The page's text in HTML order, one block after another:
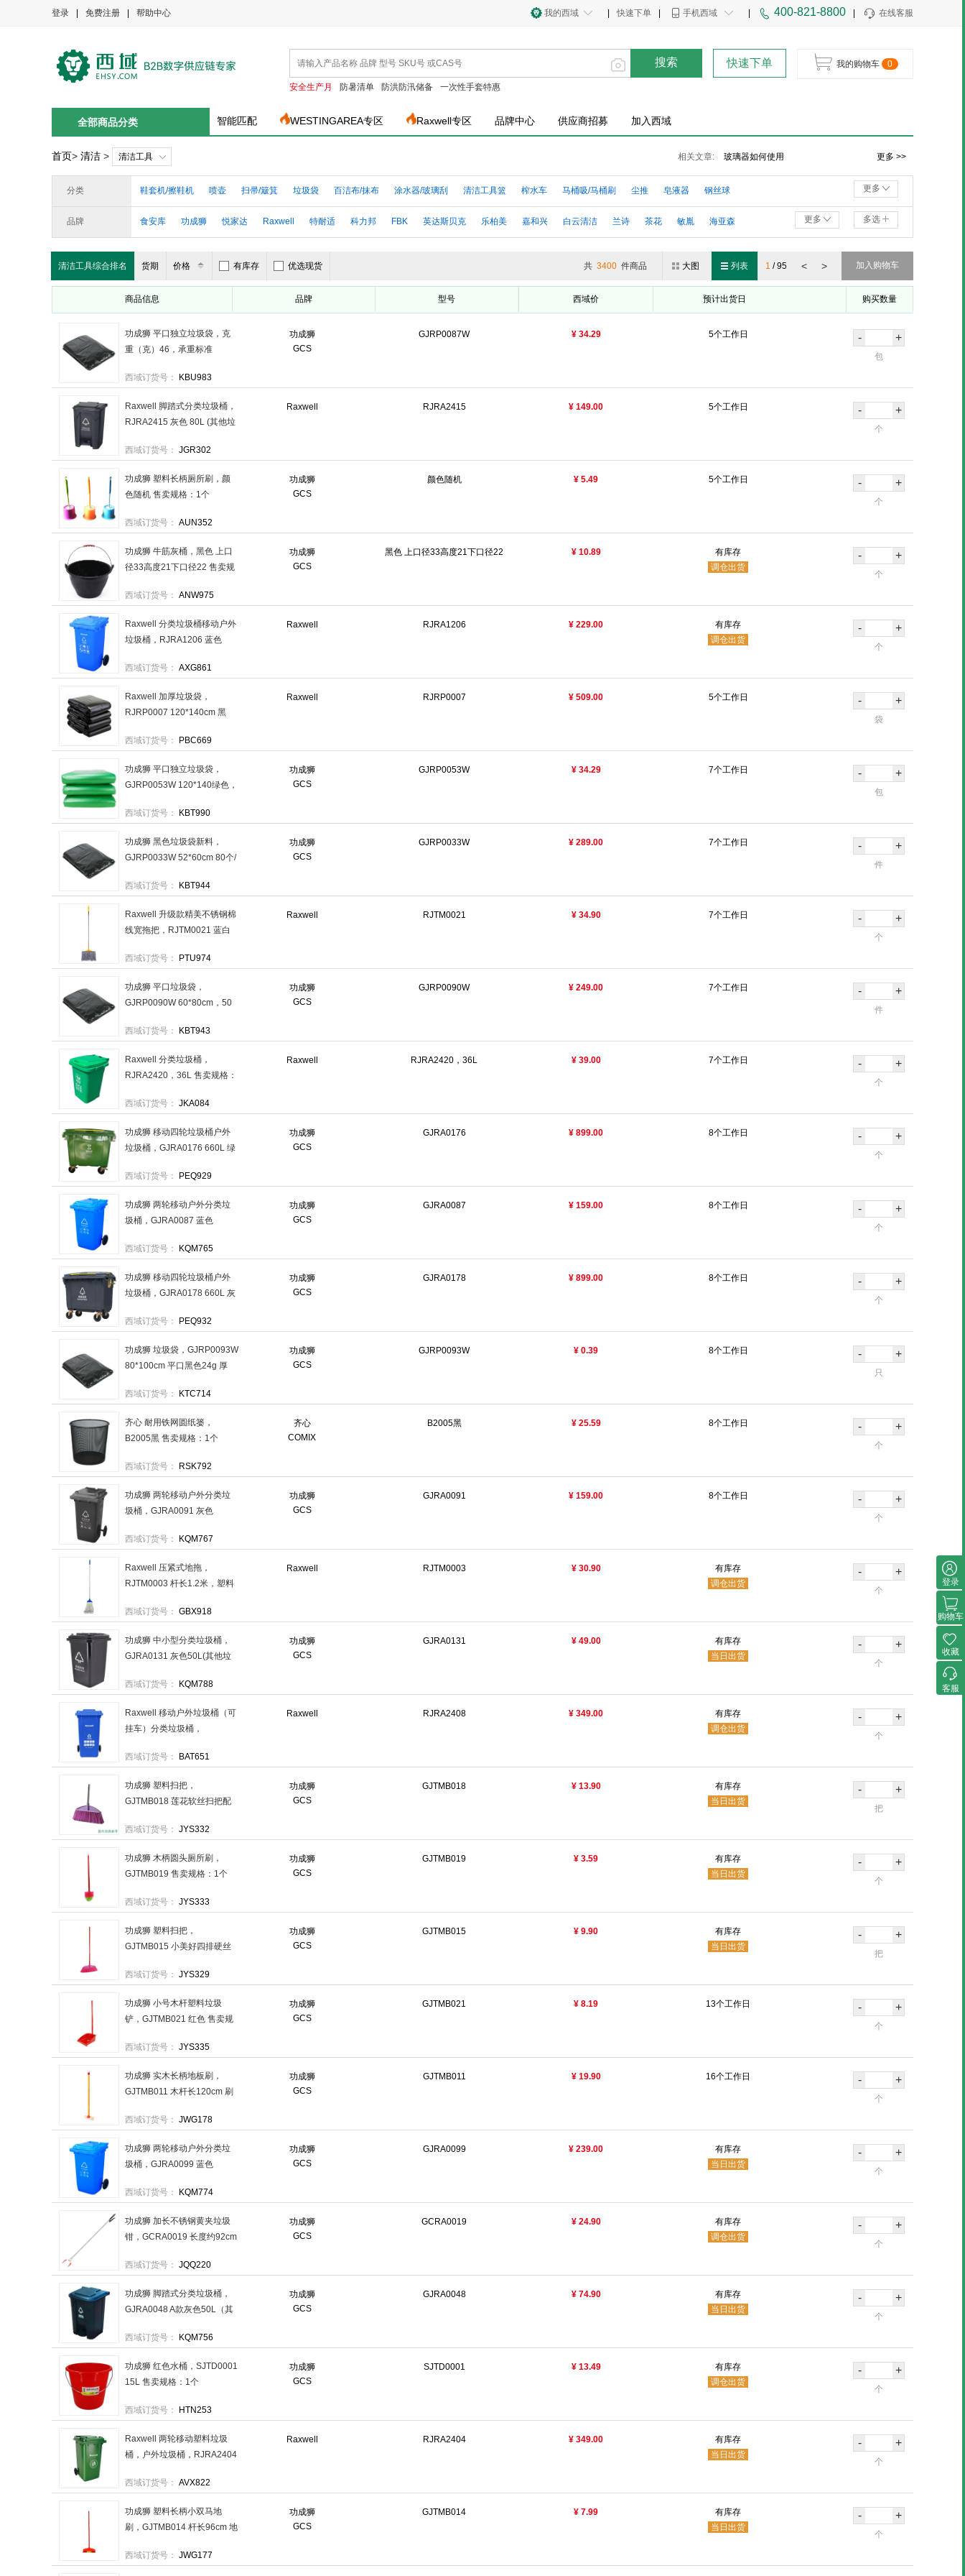
登录 免费注册 帮助中心 在线客服
400-821-8800
手机西域
快速下单
我的西域
搜索
安全生产月 防暑清单 防洪防汛储备 一次性手套特惠
快速下单 我的购物车 0
全部商品分类 智能匹配 WESTINGAREA专区 Raxwell专区 品牌中心 供应商招募 加入西域
首页> 清洁 > 清洁工具 相关文章: 更多 >>
分类 鞋套机/擦鞋机 喷壶 扫帚/簸箕 垃圾袋 百洁布/抹布 涂水器/玻璃刮 清洁工具篮 榨水车 马桶吸/马桶刷 尘推 皂液器 钢丝球
玻璃刮刀 垃圾桶 清洁工具架 水盆 地板刮 拖把 擦窗器 刷子 垃圾钳 清洁工具柜 水桶 布草车 澡巾/浴花 地板刮刀
更多
品牌 食安库 功成狮 悦家达 Raxwell 特耐适 科力邦 FBK 英达斯贝克 乐柏美 嘉和兴 白云清洁 兰诗 茶花 敏胤 海亚森
得力 南方
汇义塑业 卫洋 索玛 健安
舒蔻 成钡 艾克 亿力 福美佳 百盈塑料 迪奥 舒洁 莫顿 洁德美
多选
更多
清洁工具综合排名 货期 价格 有库存 优选现货 加入购物车
< >
1 / 95
大图 列表
共 3400 件商品
商品信息 品牌 型号 西域价 预计出货日 购买数量
功成狮
GCS
GJRP0087W ¥ 34.29 5个工作日
功成狮 平口独立垃圾袋，克
重（克）46，承重标准
120*140cm，黑色，丝重3丝
西域订货号： KBU983
- +
包
Raxwell RJRA2415 ¥ 149.00 5个工作日
Raxwell 脚踏式分类垃圾桶，
RJRA2415 灰色 80L (其他垃
西域订货号： JGR302
- +
个
功成狮
GCS
颜色随机 ¥ 5.49 5个工作日
功成狮 塑料长柄厕所刷，颜
色随机 售卖规格：1个
西域订货号： AUN352
- +
个
功成狮
GCS
黑色 上口径33高度21下口径22 ¥ 10.89
有库存
调仓出货
功成狮 牛筋灰桶，黑色 上口
径33高度21下口径22 售卖规
西域订货号： ANW975
- +
个
Raxwell RJRA1206 ¥ 229.00
有库存
调仓出货
Raxwell 分类垃圾桶移动户外
垃圾桶，RJRA1206 蓝色
格：1个
西域订货号： AXG861
- +
个
Raxwell RJRP0007 ¥ 509.00 5个工作日
Raxwell 加厚垃圾袋，
RJRP0007 120*140cm 黑
售卖规格：15包/袋
西域订货号： PBC669
- +
袋
功成狮
GCS
GJRP0053W ¥ 34.29 7个工作日
功成狮 平口独立垃圾袋，
GJRP0053W 120*140绿色，
规格：1包
西域订货号： KBT990
- +
包
功成狮
GCS
GJRP0033W ¥ 289.00 7个工作日
功成狮 黑色垃圾袋新料，
GJRP0033W 52*60cm 80个/
西域订货号：
KBT944
- +
件
Raxwell RJTM0021 ¥ 34.90 7个工作日
Raxwell 升级款精美不锈钢棉
线宽拖把，RJTM0021 蓝白
卖规格：1个
西域订货号： PTU974
- +
个
功成狮
GCS
GJRP0090W ¥ 249.00 7个工作日
功成狮 平口垃圾袋，
GJRP0090W 60*80cm，50
件
西域订货号： KBT943
- +
件
Raxwell RJRA2420，36L ¥ 39.00 7个工作日
Raxwell 分类垃圾桶，
RJRA2420，36L 售卖规格：
西域订货号： JKA084
- +
个
功成狮
GCS
GJRA0176 ¥ 899.00 8个工作日
功成狮 移动四轮垃圾桶户外
垃圾桶，GJRA0176 660L 绿
西域订货号：
PEQ929
- +
个
功成狮
GCS
GJRA0087 ¥ 159.00 8个工作日
功成狮 两轮移动户外分类垃
圾桶，GJRA0087 蓝色
规格：1个
西域订货号： KQM765
- +
个
功成狮
GCS
GJRA0178 ¥ 899.00 8个工作日
功成狮 移动四轮垃圾桶户外
垃圾桶，GJRA0178 660L 灰
西域订货号：
PEQ932
- +
个
功成狮
GCS
GJRP0093W ¥ 0.39 8个工作日
功成狮 垃圾袋，GJRP0093W
80*100cm 平口黑色24g 厚
西域订货号：
KTC714
- +
只
齐心
COMIX
B2005黑 ¥ 25.59 8个工作日
齐心 耐用铁网圆纸篓，
B2005黑 售卖规格：1个
西域订货号： RSK792
- +
个
功成狮
GCS
GJRA0091 ¥ 159.00 8个工作日
功成狮 两轮移动户外分类垃
圾桶，GJRA0091 灰色
规格：1个
西域订货号： KQM767
- +
个
Raxwell RJTM0003 ¥ 30.90
有库存
调仓出货
Raxwell 压紧式地拖，
RJTM0003 杆长1.2米，塑料
个
西域订货号： GBX918
- +
个
功成狮
GCS
GJRA0131 ¥ 49.00
有库存
当日出货
功成狮 中小型分类垃圾桶，
GJRA0131 灰色50L(其他垃
西域订货号：
KQM788
- +
个
Raxwell RJRA2408 ¥ 349.00
有库存
调仓出货
Raxwell 移动户外垃圾桶（可
挂车）分类垃圾桶，
收物）732*590*1010mm 售
西域订货号： BAT651
- +
个
功成狮
GCS
GJTMB018 ¥ 13.90
有库存
当日出货
功成狮 塑料扫把，
GJTMB018 莲花软丝扫把配
西域订货号： JYS332
- +
把
功成狮
GCS
GJTMB019 ¥ 3.59
有库存
当日出货
功成狮 木柄圆头厕所刷，
GJTMB019 售卖规格：1个
西域订货号： JYS333
- +
个
功成狮
GCS
GJTMB015 ¥ 9.90
有库存
当日出货
功成狮 塑料扫把，
GJTMB015 小美好四排硬丝
把
西域订货号： JYS329
- +
把
功成狮
GCS
GJTMB021 ¥ 8.19 13个工作日
功成狮 小号木杆塑料垃圾
铲，GJTMB021 红色 售卖规
西域订货号： JYS335
- +
个
功成狮
GCS
GJTMB011 ¥ 19.90 16个工作日
功成狮 实木长柄地板刷，
GJTMB011 木杆长120cm 刷
售卖规格：1个
西域订货号： JWG178
- +
个
功成狮
GCS
GJRA0099 ¥ 239.00
有库存
当日出货
功成狮 两轮移动户外分类垃
圾桶，GJRA0099 蓝色
规格：1个
西域订货号： KQM774
- +
个
功成狮
GCS
GCRA0019 ¥ 24.90
有库存
调仓出货
功成狮 加长不锈钢黄夹垃圾
钳，GCRA0019 长度约92cm
西域订货号： JQQ220
- +
个
功成狮
GCS
GJRA0048 ¥ 74.90
有库存
当日出货
功成狮 脚踏式分类垃圾桶，
GJRA0048 A款灰色50L（其
西域订货号：
KQM756
- +
个
功成狮
GCS
SJTD0001 ¥ 13.49
有库存
调仓出货
功成狮 红色水桶，SJTD0001
15L 售卖规格：1个
西域订货号： HTN253
- +
个
Raxwell RJRA2404 ¥ 349.00
有库存
当日出货
Raxwell 两轮移动塑料垃圾
桶，户外垃圾桶，RJRA2404
车 售卖规格：1个
西域订货号： AVX822
- +
个
功成狮
GCS
GJTMB014 ¥ 7.99
有库存
当日出货
功成狮 塑料长柄小双马地
刷，GJTMB014 杆长96cm 地
4.5cm 售卖规格：1个
西域订货号： JWG177
- +
个
登录
购物车
收藏
客服